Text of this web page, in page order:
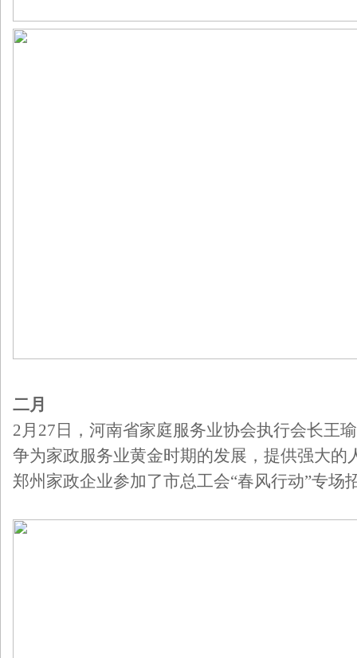
二月
2月27日，河南省家庭服务业协会执行会长王
争为家政服务业黄金时期的发展，提供强大的
郑州家政企业参加了市总工会“春风行动”专场